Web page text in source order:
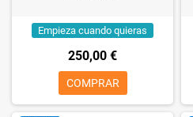
Empieza cuando quieras
250,00 €
COMPRAR